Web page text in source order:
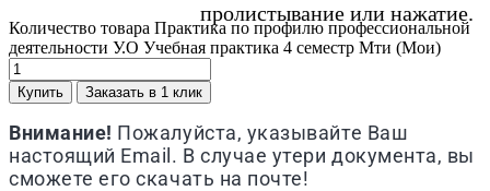
пролистывание или нажатие.
Количество товара Практика по профилю профессиональной
деятельности У.О Учебная практика 4 семестр Мти (Мои)
Купить Заказать в 1 клик
Внимание! Пожалуйста, указывайте Ваш
настоящий Email. В случае утери документа, вы
сможете его скачать на почте!